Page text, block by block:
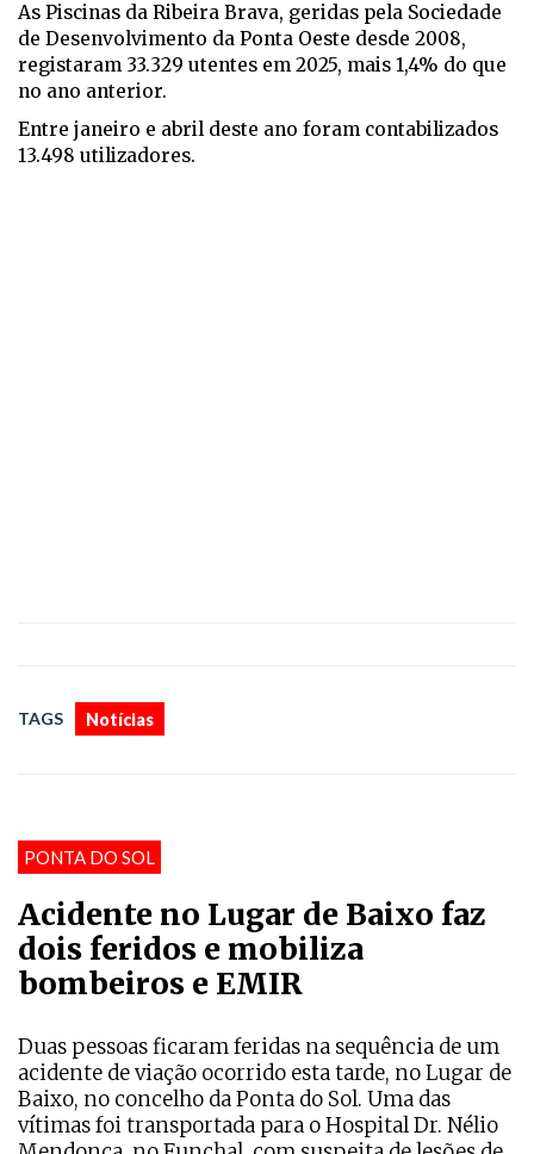
As Piscinas da Ribeira Brava, geridas pela Sociedade
de Desenvolvimento da Ponta Oeste desde 2008,
registaram 33.329 utentes em 2025, mais 1,4% do que
no ano anterior.
Entre janeiro e abril deste ano foram contabilizados
13.498 utilizadores.
TAGS Notícias
PONTA DO SOL
Acidente no Lugar de Baixo faz
dois feridos e mobiliza
bombeiros e EMIR
Duas pessoas ficaram feridas na sequência de um
acidente de viação ocorrido esta tarde, no Lugar de
Baixo, no concelho da Ponta do Sol. Uma das
vítimas foi transportada para o Hospital Dr. Nélio